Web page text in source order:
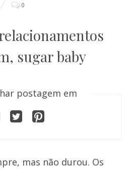
0
sugar baby
postagem em
mas não durou. Os